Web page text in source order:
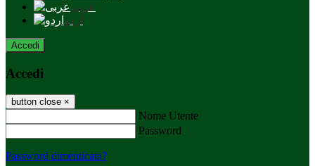
عربى
اردو
Accedi
Accedi
button close ×
Nome Utente
Password
Password dimenticata?